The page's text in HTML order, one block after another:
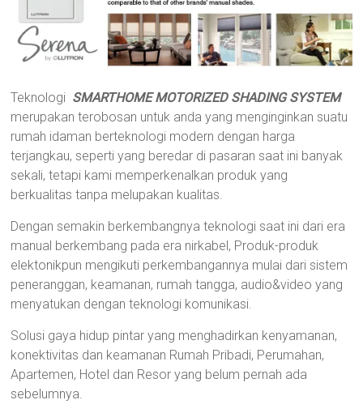
Teknologi SMARTHOME MOTORIZED SHADING SYSTEM
merupakan terobosan untuk anda yang menginginkan suatu
rumah idaman berteknologi modern dengan harga
terjangkau, seperti yang beredar di pasaran saat ini banyak
sekali, tetapi kami memperkenalkan produk yang
berkualitas tanpa melupakan kualitas.
Dengan semakin berkembangnya teknologi saat ini dari era
manual berkembang pada era nirkabel, Produk-produk
elektonikpun mengikuti perkembangannya mulai dari sistem
peneranggan, keamanan, rumah tangga, audio&video yang
menyatukan dengan teknologi komunikasi.
Solusi gaya hidup pintar yang menghadirkan kenyamanan,
konektivitas dan keamanan Rumah Pribadi, Perumahan,
Apartemen, Hotel dan Resor yang belum pernah ada
sebelumnya.